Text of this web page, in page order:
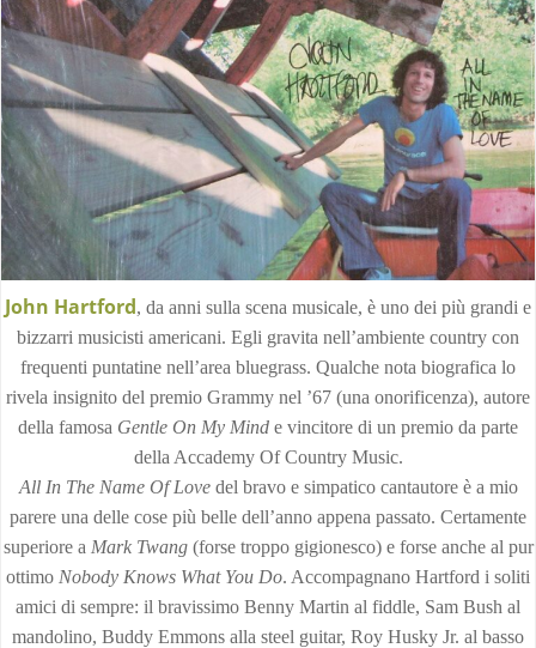
John Hartford, da anni sulla scena musicale, è uno dei più grandi e
bizzarri musicisti americani. Egli gravita nell’ambiente country con
frequenti puntatine nell’area bluegrass. Qualche nota biografica lo
rivela insignito del premio Grammy nel ’67 (una onorificenza), autore
della famosa Gentle On My Mind e vincitore di un premio da parte
della Accademy Of Country Music.
All In The Name Of Lovedel bravo e simpatico cantautore è a mio
parere una delle cose più belle dell’anno appena passato. Certamente
superiore a Mark Twang(forse troppo gigionesco) e forse anche al pur
ottimo Nobody Knows What You Do. Accompagnano Hartford i soliti
amici di sempre: il bravissimo Benny Martin al fiddle, Sam Bush al
mandolino, Buddy Emmons alla steel guitar, Roy Husky Jr. al basso